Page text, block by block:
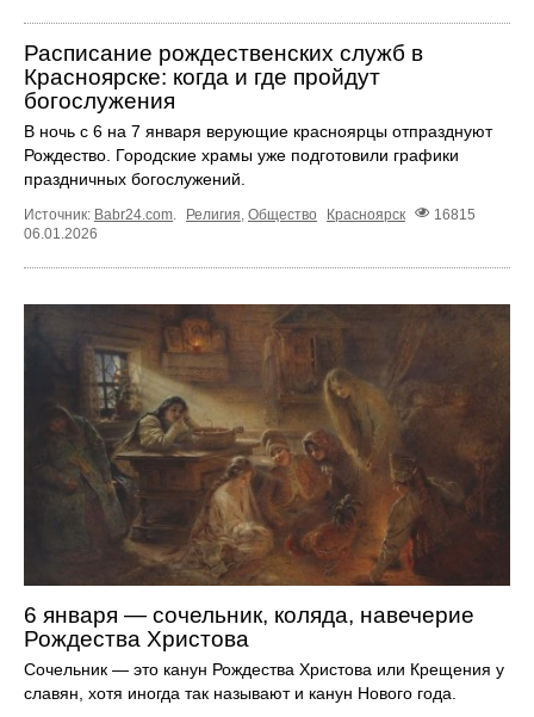
Расписание рождественских служб в
Красноярске: когда и где пройдут
богослужения
В ночь с 6 на 7 января верующие красноярцы отпразднуют
Рождество. Городские храмы уже подготовили графики
праздничных богослужений.
Источник: Babr24.com Религия Общество Красноярск
16815
06.01.2026
6 января — сочельник, коляда, навечерие
Рождества Христова
Сочельник — это канун Рождества Христова или Крещения у
славян, хотя иногда так называют и канун Нового года.